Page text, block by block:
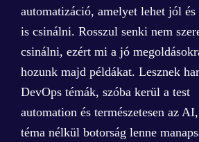
automatizáció, amelyet lehet jól és
is csinálni. Rosszul senki nem
csinálni, ezért mi a jó
hozunk majd példákat. Lesznek
DevOps témák, szóba kerül a test
automation és természetesen az
téma nélkül botorság lenne